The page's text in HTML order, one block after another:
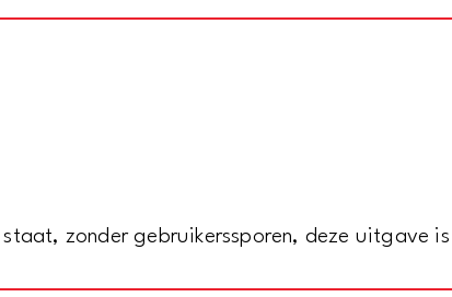
Nº
zonder gebruikerssporen, deze uitgave